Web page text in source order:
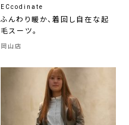
ECcodinate
ふんわり暖か、着回し自在な起
毛スーツ。
岡山店